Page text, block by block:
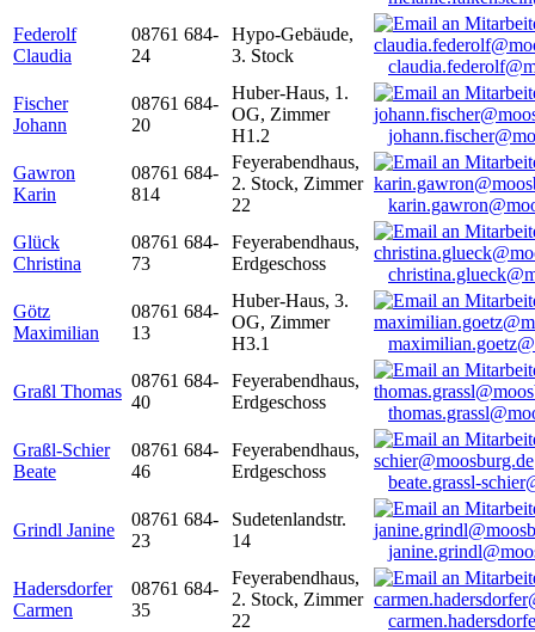
Federolf
Claudia
08761 684-
24
Hypo-Gebäude,
3. Stock
Fischer
Johann
08761 684-
20
Huber-Haus, 1.
OG, Zimmer
H1.2
Gawron
Karin
08761 684-
814
Feyerabendhaus,
2. Stock, Zimmer
22
Glück
Christina
08761 684-
73
Feyerabendhaus,
Erdgeschoss
Götz
Maximilian
08761 684-
13
Huber-Haus, 3.
OG, Zimmer
H3.1
Graßl Thomas
08761 684-
40
Feyerabendhaus,
Erdgeschoss
Graßl-Schier
Beate
08761 684-
46
Feyerabendhaus,
Erdgeschoss
beate.grassl-
Grindl Janine
08761 684-
23
Sudetenlandstr.
14
Hadersdorfer
Carmen
08761 684-
35
Feyerabendhaus,
2. Stock, Zimmer
22